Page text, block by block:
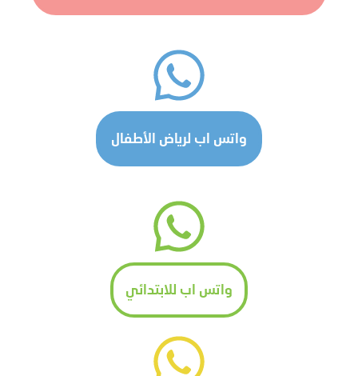
واتس اب لرياض الأطفال
واتس اب للابتدائي